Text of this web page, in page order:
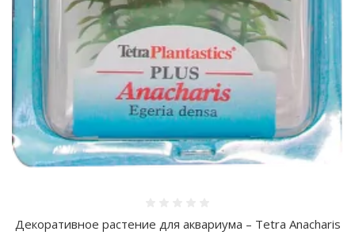
Декоративное растение для аквариума – Tetra Anacharis